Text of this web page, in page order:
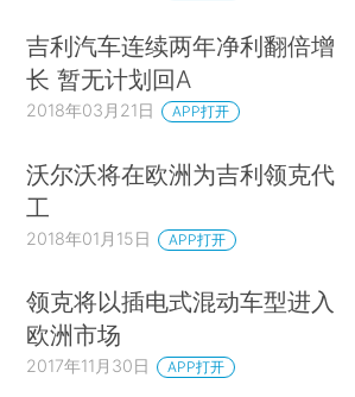
吉利汽车连续两年净利翻倍增
长 暂无计划回A
2018年03月21日 APP打开
沃尔沃将在欧洲为吉利领克代
工
2018年01月15日 APP打开
领克将以插电式混动车型进入
欧洲市场
2017年11月30日 APP打开